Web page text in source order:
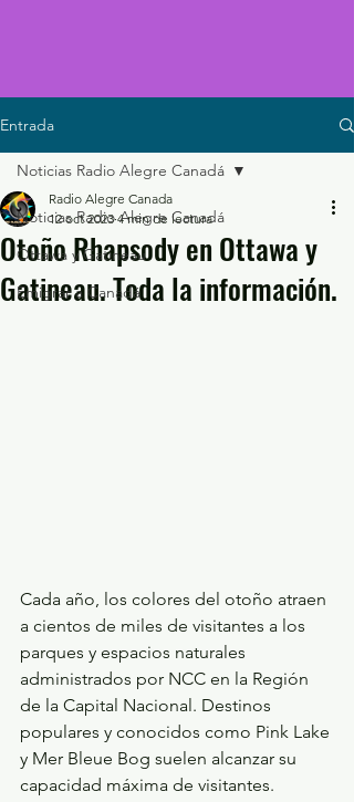
Entrada
Noticias Radio Alegre Canadá
Ottawa y Gatineau
Emigrar a Canadá
Noticias Radio Alegre Canadá
Otoño Rhapsody en Ottawa y
Gatineau. Toda la información.
Radio Alegre Canada
12 oct 2023 4 min de lectura
Cada año, los colores del otoño atraen
a cientos de miles de visitantes a los
parques y espacios naturales
administrados por NCC en la Región
de la Capital Nacional. Destinos
populares y conocidos como Pink Lake
y Mer Bleue Bog suelen alcanzar su
capacidad máxima de visitantes.